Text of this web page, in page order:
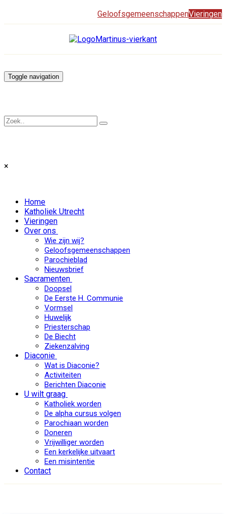
GeloofsgemeenschappenVieringen
Toggle navigation
×
Home
Katholiek Utrecht
Vieringen
Over ons
Wie zijn wij?
Geloofsgemeenschappen
Parochieblad
Nieuwsbrief
Sacramenten
Doopsel
De Eerste H. Communie
Vormsel
Huwelijk
Priesterschap
De Biecht
Ziekenzalving
Diaconie
Wat is Diaconie?
Activiteiten
Berichten Diaconie
U wilt graag
Katholiek worden
De alpha cursus volgen
Parochiaan worden
Doneren
Vrijwilliger worden
Een kerkelijke uitvaart
Een misintentie
Contact